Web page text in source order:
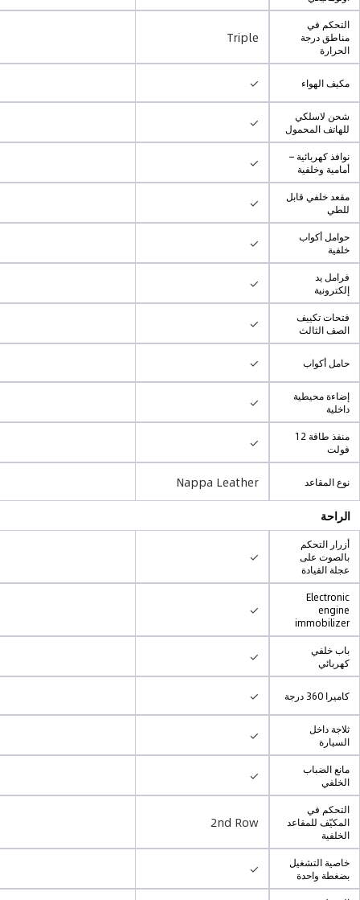
التحكم في
مناطق درجة
الحرارة
Triple
مكيف الهواء ✓
شحن لاسلكي
للهاتف المحمول
✓
نوافذ كهربائية –
أمامية وخلفية
✓
مقعد خلفي قابل
للطي
✓
حوامل أكواب
خلفية
✓
فرامل يد
إلكترونية
✓
فتحات تكييف
الصف الثالث
✓
حامل أكواب ✓
إضاءة محيطية
داخلية
✓
منفذ طاقة 12
فولت
✓
نوع المقاعد
Nappa Leather
الراحة
أزرار التحكم
بالصوت على
عجلة القيادة
✓
Electronic
engine
immobilizer
✓
باب خلفي
كهربائي
✓
كاميرا 360 درجة ✓
ثلاجة داخل
السيارة
✓
مانع الضباب
الخلفي
✓
التحكم في
المكيّف للمقاعد
الخلفية
2nd Row
خاصية التشغيل
بضغطة واحدة
✓